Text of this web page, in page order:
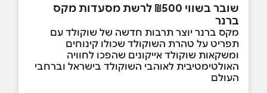
שובר בשווי ₪500 לרשת מסעדות מקס
ברנר
מקס ברנר יוצר תרבות חדשה של שוקולד עם
תפריט על טהרת השוקולד שכולו קינוחים
ומשקאות שוקולד אייקונים שהפכו לחוויה
האולטימטיבית לאוהבי השוקולד בישראל וברחבי
העולם